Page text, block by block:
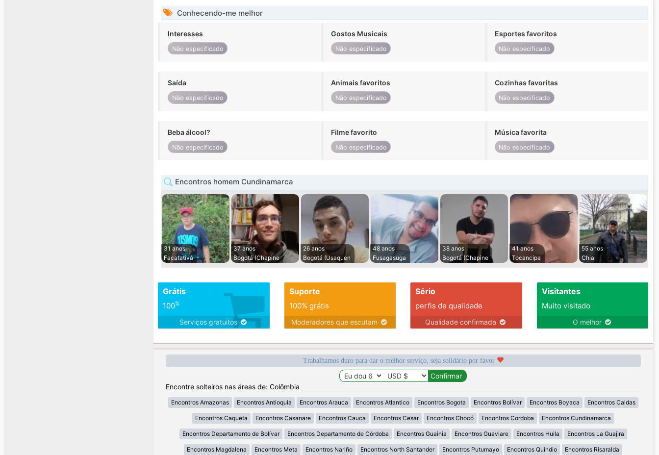
Conhecendo-me melhor
Interesses
Não especificado
Gostos Musicais
Não especificado
Esportes favoritos
Não especificado
Saída
Não especificado
Animais favoritos
Não especificado
Cozinhas favoritas
Não especificado
Beba álcool?
Não especificado
Filme favorito
Não especificado
Música favorita
Não especificado
Encontros homem Cundinamarca
31 anos
Facatativá
37 anos
Bogotá (Chapine
26 anos
Bogotá (Usaquen
48 anos
Fusagasuga
38 anos
Bogotá (Chapine
41 anos
Tocancipa
55 anos
Chia
Grátis
100%
Serviços gratuitos
Suporte
100% grátis
Moderadores que escutam
Sério
perfis de qualidade
Qualidade confirmada
Visitantes
Muito visitado
O melhor
Trabalhamos duro para dar o melhor serviço, seja solidário por favor
Encontre solteiros nas áreas de: Colômbia
Encontros Amazonas Encontros Antioquia Encontros Arauca Encontros Atlantico Encontros Bogota Encontros Bolívar Encontros Boyaca Encontros Caldas
Encontros Caqueta Encontros Casanare Encontros Cauca Encontros Cesar Encontros Chocó Encontros Cordoba Encontros Cundinamarca
Encontros Departamento de Bolívar Encontros Departamento de Córdoba Encontros Guainia Encontros Guaviare Encontros Huila Encontros La Guajira
Encontros Magdalena Encontros Meta Encontros Nariño Encontros North Santander Encontros Putumayo Encontros Quindio Encontros Risaralda